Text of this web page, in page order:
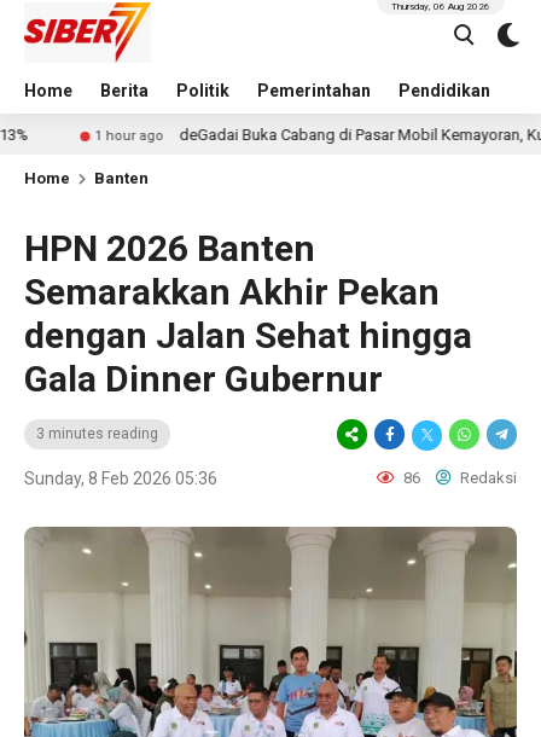
Home Berita Politik Pemerintahan Pendidikan
Thursday, 06 Aug 2026
ago deGadai Buka Cabang di Pasar Mobil Kemayoran, Kucurkan
Home Banten
HPN 2026 Banten
Semarakkan Akhir Pekan
dengan Jalan Sehat hingga
Gala Dinner Gubernur
3 minutes reading
Sunday, 8 Feb 2026 05:36 86 Redaksi